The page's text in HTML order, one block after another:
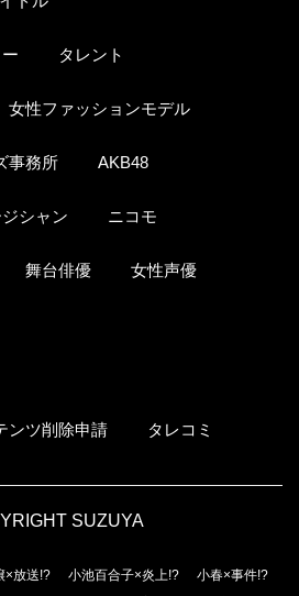
タレント
女性ファッションモデル
事務所 AKB48
シャン ニコモ
舞台俳優 女性声優
ンツ削除申請 タレコミ
SUZUYA
×放送!? 小池百合子×炎上!?
小春×事件!?